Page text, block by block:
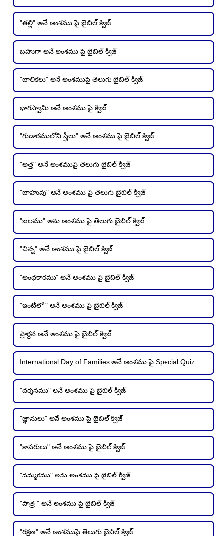
"తల్లి" అనే అంశము పై బైబిల్ క్విజ్
బహుగా అనే అంశము పై బైబిల్ క్విజ్
"బాలికలు" అనే అంశముపై తెలుగు బైబిల్ క్విజ్
భాగస్వామి అనే అంశము పై క్విజ్
"గుడారములోని స్త్రీలు" అనే అంశము పై బైబిల్ క్విజ్
"అత్త" అనే అంశముపై తెలుగు బైబిల్ క్విజ్
"బాహువు" అనే అంశము పై తెలుగు బైబిల్ క్విజ్
"బలము" అను అంశము పై తెలుగు బైబిల్ క్విజ్
"చిన్న" అనే అంశము పై బైబిల్ క్విజ్
"అంధకారము" అనే అంశము పై బైబిల్ క్విజ్
"ఇంటిలో " అనే అంశము పై బైబిల్ క్విజ్
ప్రార్ధన అనే అంశము పై బైబిల్ క్విజ్
International Day of Families అనే అంశము పై Special Quiz
"దర్శనము" అనే అంశము పై బైబిల్ క్విజ్
"జ్ఞానులు" అనే అంశము పై బైబిల్ క్విజ్
"కాపరులు" అనే అంశము పై బైబిల్ క్విజ్
"నమ్మకము" అను అంశము పై బైబిల్ క్విజ్
"పాత్ర " అనే అంశము పై బైబిల్ క్విజ్
"రక్షణ" అనే అంశముపై తెలుగు బైబిల్ క్విజ్